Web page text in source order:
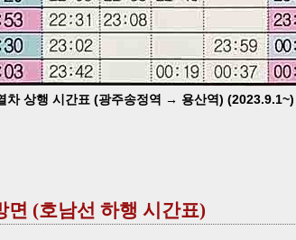
차 상행 시간표 (광주송정역 → 용산역) (2023.9.1~)
(호남선 하행 시간표)